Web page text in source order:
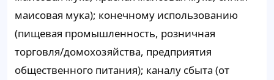
маисовая мука); конечному использованию
(пищевая промышленность, розничная
торговля/домохозяйства, предприятия
общественного питания); каналу сбыта (от